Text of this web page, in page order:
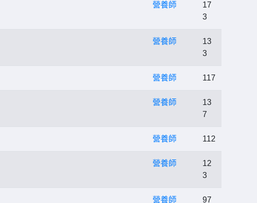
營養師
17
3
營養師
13
3
營養師 117
營養師
13
7
營養師 112
營養師
12
3
營養師 97